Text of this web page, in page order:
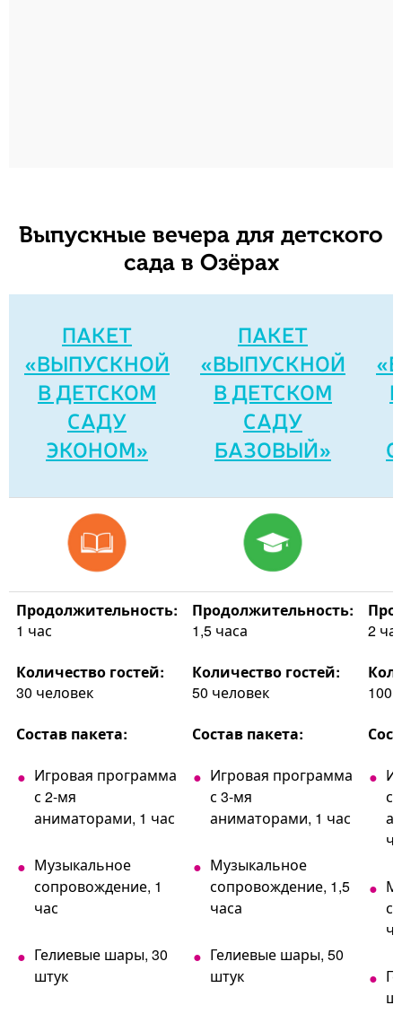
Выпускные вечера для детского
сада в Озёрах
ПАКЕТ
«ВЫПУСКНОЙ
В ДЕТСКОМ
САДУ
ЭКОНОМ»
ПАКЕТ
«ВЫПУСКНОЙ
В ДЕТСКОМ
САДУ
БАЗОВЫЙ»
Продолжительность:
1 час
Количество гостей:
30 человек
Состав пакета:
Игровая программа
с 2-мя
аниматорами, 1 час
Музыкальное
сопровождение, 1
час
Гелиевые шары, 30
штук
Продолжительность:
1,5 часа
Количество гостей:
50 человек
Состав пакета:
Игровая программа
с 3-мя
аниматорами, 1 час
Музыкальное
сопровождение, 1,5
часа
Гелиевые шары, 50
штук
2
100
с